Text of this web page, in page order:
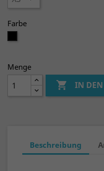
Farbe
Menge
 IN
Beschreibung